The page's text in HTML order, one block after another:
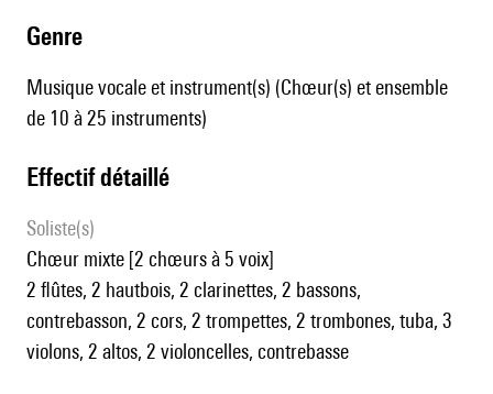
genre
Musique vocale et instrument(s) (Chœur(s) et ensemble
de 10 à 25 instruments)
effectif détaillé
Soliste(s)
chœur mixte [2 chœurs à 5 voix]
2 flûtes, 2 hautbois, 2 clarinettes, 2 bassons,
contrebasson, 2 cors, 2 trompettes, 2 trombones, tuba, 3
violons, 2 altos, 2 violoncelles, contrebasse